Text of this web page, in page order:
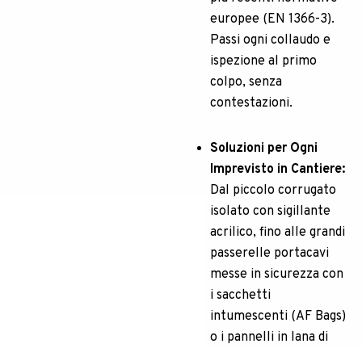
europee (EN 1366-3).
Passi ogni collaudo e
ispezione al primo
colpo, senza
contestazioni.
Soluzioni per Ogni
Imprevisto in Cantiere:
Dal piccolo corrugato
isolato con sigillante
acrilico, fino alle grandi
passerelle portacavi
messe in sicurezza con
i sacchetti
intumescenti (AF Bags)
o i pannelli in lana di